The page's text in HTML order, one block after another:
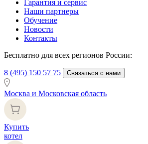
Гарантия и сервис
Наши партнеры
Обучение
Новости
Контакты
Бесплатно для всех регионов России:
8 (495) 150 57 75 Связаться с нами
Москва и Московская область
Купить
котел